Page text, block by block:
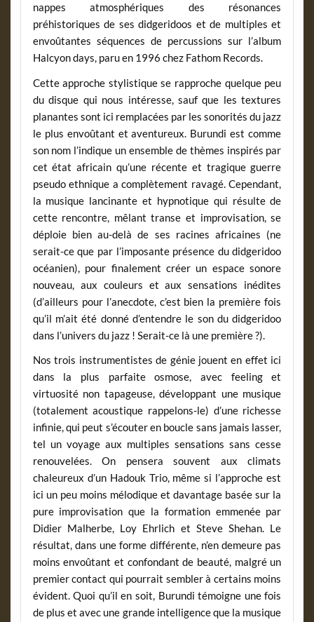
nappes atmosphériques des résonances
préhistoriques de ses didgeridoos et de multiples et
envoûtantes séquences de percussions sur l’album
Halcyon days, paru en 1996 chez Fathom Records.
Cette approche stylistique se rapproche quelque peu
du disque qui nous intéresse, sauf que les textures
planantes sont ici remplacées par les sonorités du jazz
le plus envoûtant et aventureux. Burundi est comme
son nom l’indique un ensemble de thèmes inspirés par
cet état africain qu’une récente et tragique guerre
pseudo ethnique a complètement ravagé. Cependant,
la musique lancinante et hypnotique qui résulte de
cette rencontre, mêlant transe et improvisation, se
déploie bien au-delà de ses racines africaines (ne
serait-ce que par l’imposante présence du didgeridoo
océanien), pour finalement créer un espace sonore
nouveau, aux couleurs et aux sensations inédites
(d’ailleurs pour l’anecdote, c’est bien la première fois
qu’il m’ait été donné d’entendre le son du didgeridoo
dans l’univers du jazz ! Serait-ce là une première ?).
Nos trois instrumentistes de génie jouent en effet ici
dans la plus parfaite osmose, avec feeling et
virtuosité non tapageuse, développant une musique
(totalement acoustique rappelons-le) d’une richesse
infinie, qui peut s’écouter en boucle sans jamais lasser,
tel un voyage aux multiples sensations sans cesse
renouvelées. On pensera souvent aux climats
chaleureux d’un Hadouk Trio, même si l’approche est
ici un peu moins mélodique et davantage basée sur la
pure improvisation que la formation emmenée par
Didier Malherbe, Loy Ehrlich et Steve Shehan. Le
résultat, dans une forme différente, n’en demeure pas
moins envoûtant et confondant de beauté, malgré un
premier contact qui pourrait sembler à certains moins
évident. Quoi qu’il en soit, Burundi témoigne une fois
de plus et avec une grande intelligence que la musique